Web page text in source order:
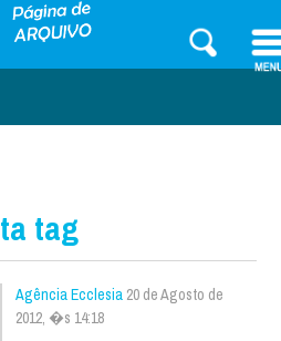
tag
Agência Ecclesia 20 de Agosto de
2012, �s 14:18